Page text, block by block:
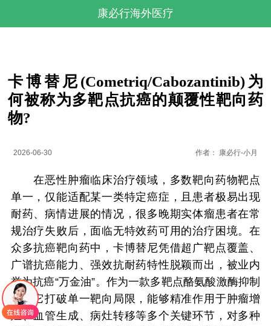
康必行海外医疗
卡博替尼(Cometriq/Cabozantinib)为
何被称为多靶点抗癌的颠覆性靶向药
物?
2026-06-30 作者： 康必行-小月
在恶性肿瘤临床治疗领域，多数靶向药物靶点
单一，仅能适配某一类特定癌症，且患者极易出现
耐药、病情进展的情况，很多晚期实体瘤患者在常
规治疗失败后，面临无特效药可用的治疗困境。在
众多抗癌靶向药中，卡博替尼凭借超广靶点覆盖、
广谱抗癌能力、强效抗耐药特性脱颖而出，被业内
誉为抗癌“万金油”。作为一款多靶点酪氨酸激酶抑制
剂，它打破单一靶向局限，能够精准作用于肿瘤增
殖、血管生成、病灶转移等多个关键环节，对多种